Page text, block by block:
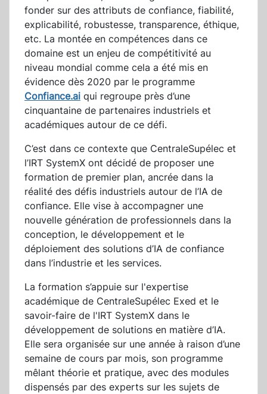
fonder sur des attributs de confiance, fiabilité,
explicabilité, robustesse, transparence, éthique,
etc. La montée en compétences dans ce
domaine est un enjeu de compétitivité au
niveau mondial comme cela a été mis en
évidence dès 2020 par le programme
Confiance.ai qui regroupe près d’une
cinquantaine de partenaires industriels et
académiques autour de ce défi.
C’est dans ce contexte que CentraleSupélec et
l’IRT SystemX ont décidé de proposer une
formation de premier plan, ancrée dans la
réalité des défis industriels autour de l’IA de
confiance. Elle vise à accompagner une
nouvelle génération de professionnels dans la
conception, le développement et le
déploiement des solutions d’IA de confiance
dans l’industrie et les services.
La formation s’appuie sur l'expertise
académique de CentraleSupélec Exed et le
savoir-faire de l'IRT SystemX dans le
développement de solutions en matière d’IA.
Elle sera organisée sur une année à raison d’une
semaine de cours par mois, son programme
mêlant théorie et pratique, avec des modules
dispensés par des experts sur les sujets de